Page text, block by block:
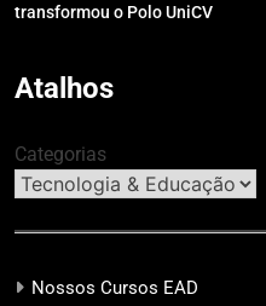
transformou o Polo UniCV
Atalhos
Categorias
Nossos Cursos EAD